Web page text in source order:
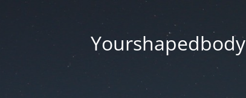
Yourshapedbody